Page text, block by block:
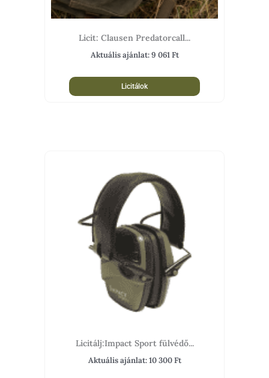
Licit: Clausen Predatorcall...
Aktuális ajánlat:9 061Ft
Licitálok
Licitálj:Impact Sport fülvédő...
Aktuális ajánlat:10 300Ft